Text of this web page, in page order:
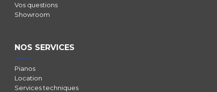
Vos questions
Showroom
NOS SERVICES
Pianos
Location
Services techniques